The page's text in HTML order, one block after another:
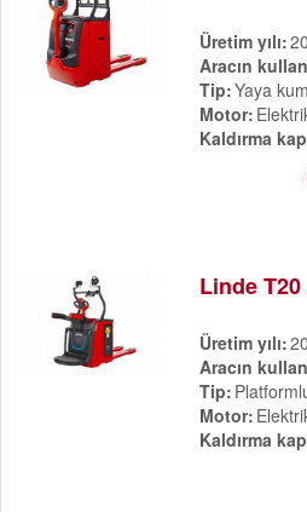
Üretim yılı
Aracın
Tip Yaya
Motor
Kaldırma
Linde
Üretim yılı
Aracın
Tip
Motor
Kaldırma